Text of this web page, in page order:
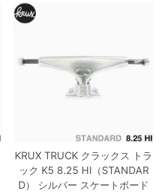
KRUX TRUCK クラックス
トラ
ック K5 8.25 HI（STANDAR
D）
シルバー スケートボード